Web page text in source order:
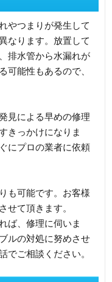
やつまりが発生して
なります。放置して
排水管から水漏れが
可能性もあるので、
見による早めの修理
きっかけになりま
にプロの業者に依頼
も可能です。お客様
せて頂きます。
ば、修理に伺いま
ルの対処に努めさせ
でご相談ください。